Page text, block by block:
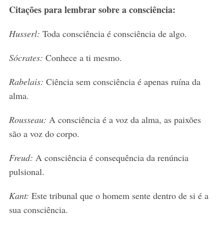
Citações para lembrar sobre a consciência:
Husserl: Toda consciência é consciência de algo.
Sócrates: Conhece a ti mesmo.
Rabelais: Ciência sem consciência é apenas ruína da
alma.
Rousseau: A consciência é a voz da alma, as paixões
são a voz do corpo.
Freud: A consciência é consequência da renúncia
pulsional.
Kant: Este tribunal que o homem sente dentro de si é a
sua consciência.
e
r
o
r